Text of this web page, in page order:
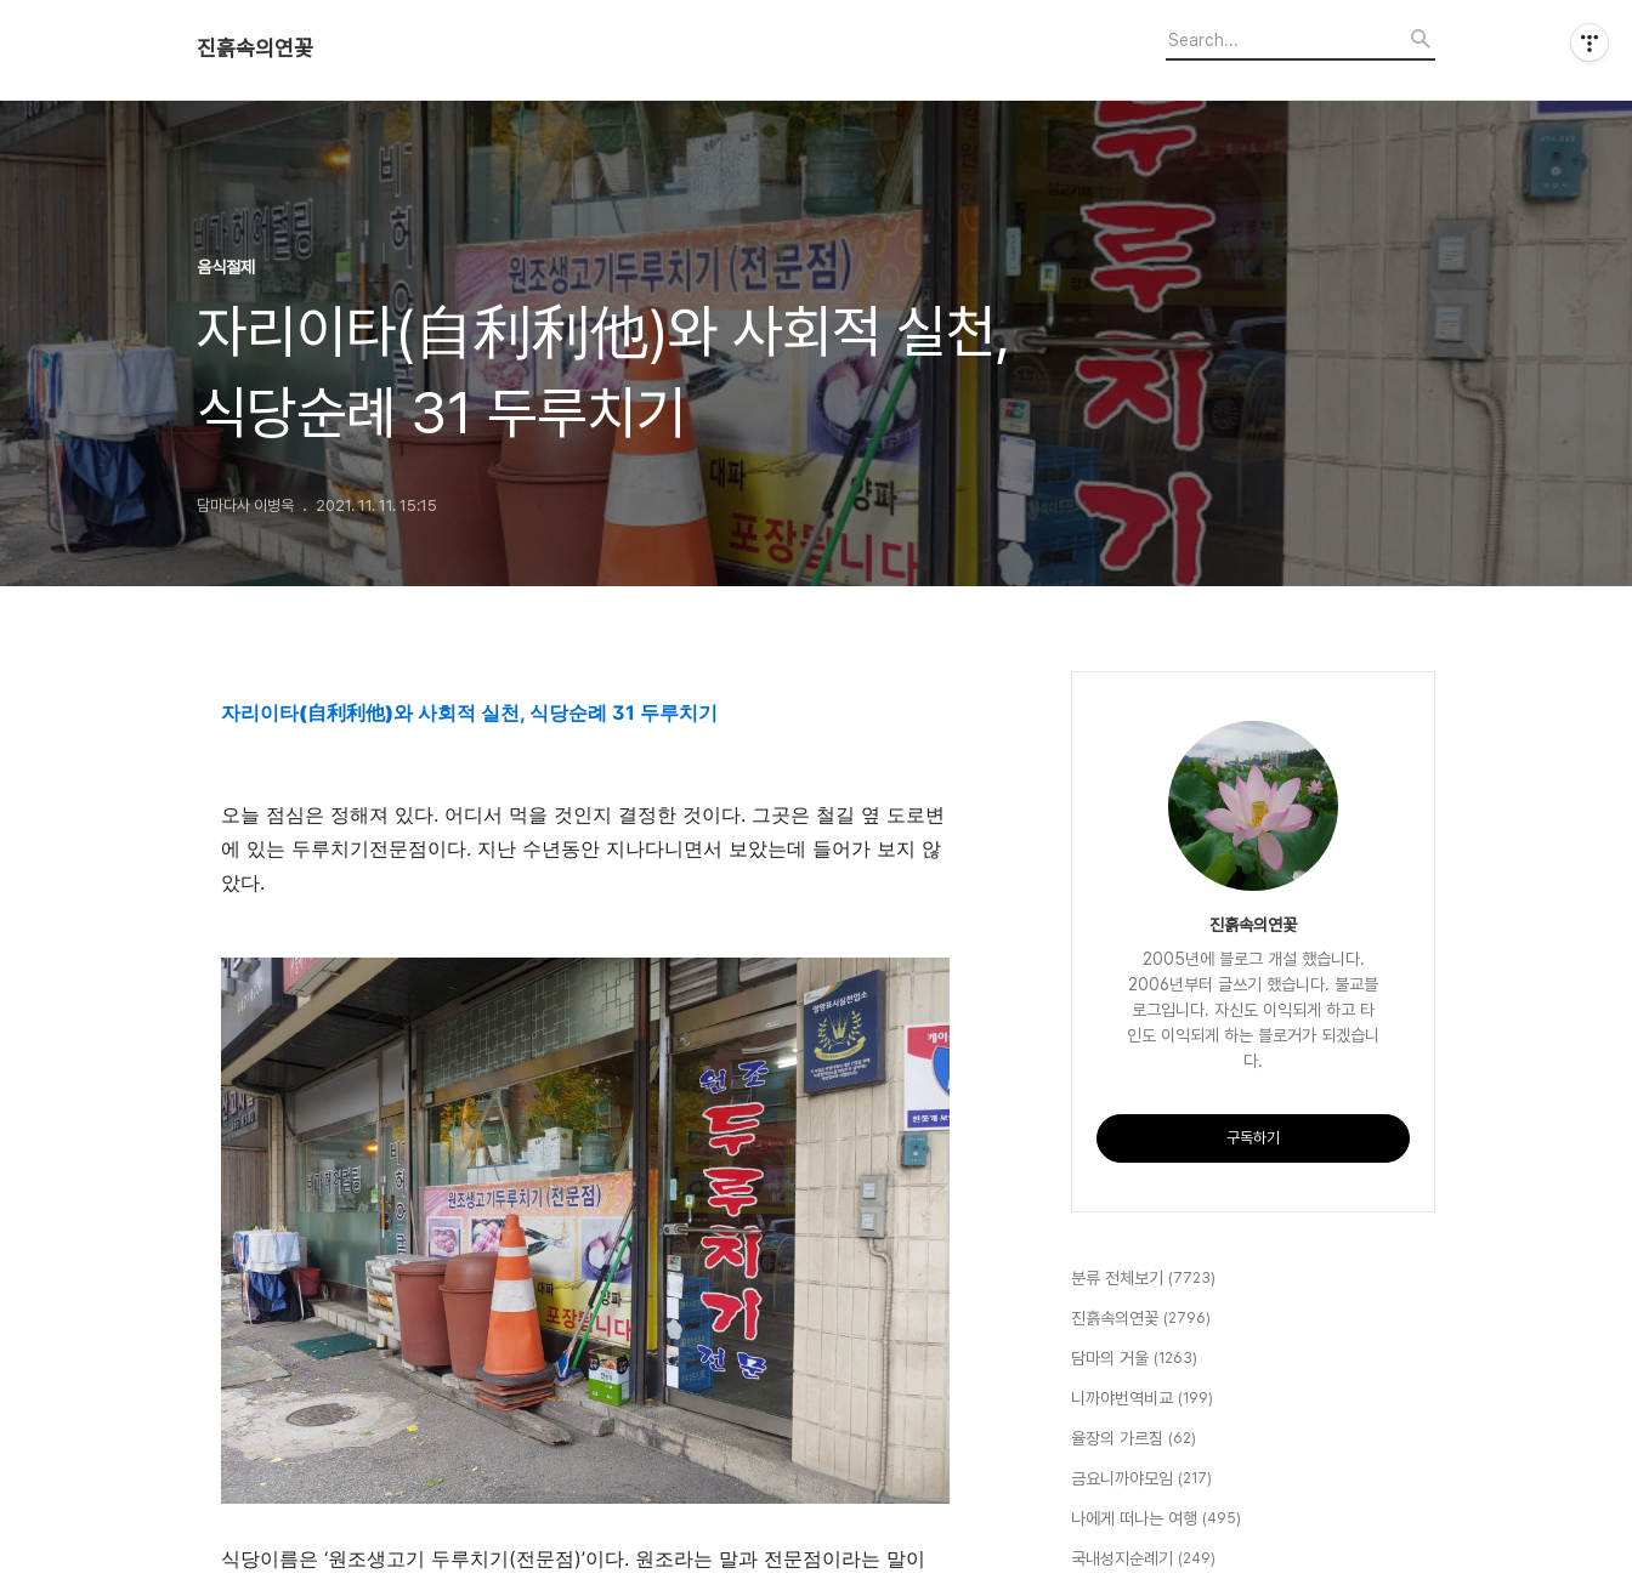
진흙속의연꽃
음식절제
자리이타(自利利他)와 사회적 실천,
식당순례 31 두루치기
담마다사 이병욱 2021. 11. 11. 15:15
자리이타(自利利他)와사회적 실천, 식당순례 31 두루치기
오늘 점심은 정해져 있다. 어디서 먹을 것인지 결정한 것이다. 그곳은 철길 옆 도로변
에 있는 두루치기전문점이다. 지난 수년동안 지나다니면서 보았는데 들어가 보지 않
았다.
식당이름은 ‘원조생고기 두루치기(전문점)’이다. 원조라는 말과 전문점이라는 말이
진흙속의연꽃
2005년에 블로그 개설 했습니다.
2006년부터 글쓰기 했습니다. 불교블
로그입니다. 자신도 이익되게 하고 타
인도 이익되게 하는 블로거가 되겠습니
다.
구독하기
분류 전체보기 (7723)
진흙속의연꽃 (2796)
담마의 거울 (1263)
니까야번역비교 (199)
율장의 가르침 (62)
금요니까야모임 (217)
나에게 떠나는 여행 (495)
국내성지순례기 (249)